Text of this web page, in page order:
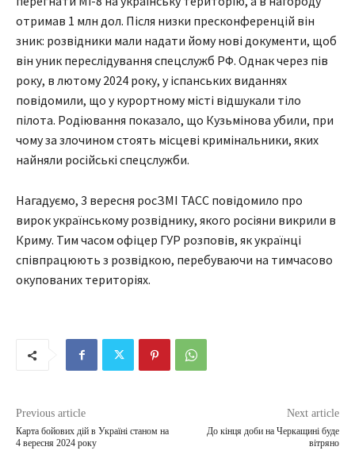
отримав 1 млн дол. Після низки пресконференцій він
зник: розвідники мали надати йому нові документи, щоб
він уник переслідування спецслужб РФ. Однак через пів
року, в лютому 2024 року, у іспанських виданнях
повідомили, що у курортному місті відшукали тіло
пілота. Родіювання показало, що Кузьмінова убили, при
чому за злочином стоять місцеві кримінальники, яких
найняли російські спецслужби.
Нагадуємо, 3 вересня росЗМІ ТАСС повідомило про
вирок українському розвіднику, якого росіяни викрили в
Криму. Тим часом офіцер ГУР розповів, як українці
співпрацюють з розвідкою, перебуваючи на тимчасово
окупованих територіях.
Previous article
Карта бойових дій в Україні станом на
4 вересня 2024 року
Next article
До кінця доби на Черкащині буде
вітряно